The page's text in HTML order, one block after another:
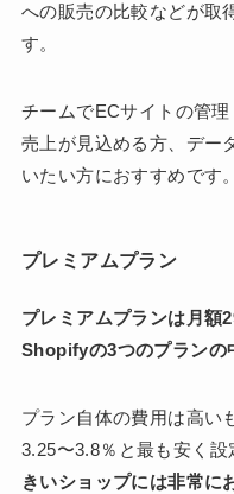
への販売の比較などが取
す。
チームでECサイトの管
売上が見込める方、デー
いたい方におすすめです。
プレミアムプラン
プレミアムプランは月額
Shopifyの3つのプランの
プラン自体の費用は高い
3.25〜3.8％と最も安く設
きいショップには非常に